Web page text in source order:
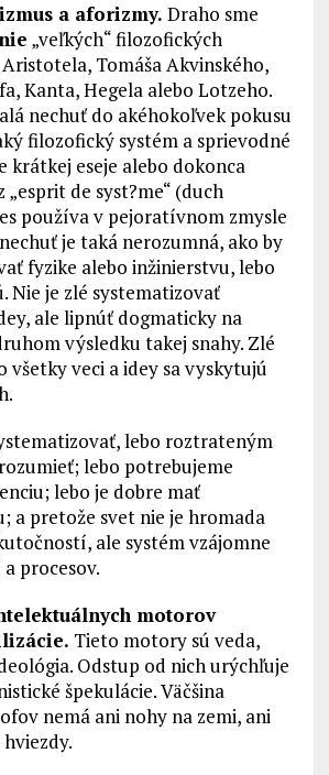
a aforizmy. Draho sme
„veľkých“ filozofických
Tomáša Akvinského,
Kanta, Hegela alebo Lotzeho.
nechuť do akéhokoľvek pokusu
filozofický systém a sprievodné
krátkej eseje alebo dokonca
„esprit de syst?me“ (duch
používa v pejoratívnom zmysle
je taká nerozumná, ako by
fyzike alebo inžinierstvu, lebo
Nie je zlé systematizovať
ale lipnúť dogmaticky na
výsledku takej snahy. Zlé
všetky veci a idey sa vyskytujú
lebo roztrateným
lebo potrebujeme
lebo je dobre mať
a pretože svet nie je hromada
ale systém vzájomne
procesov.
motorov
Tieto motory sú veda,
Odstup od nich urýchľuje
špekulácie. Väčšina
nemá ani nohy na zemi, ani